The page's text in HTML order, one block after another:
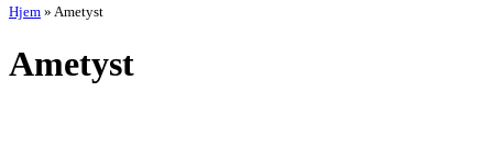
Hjem » Ametyst
Ametyst